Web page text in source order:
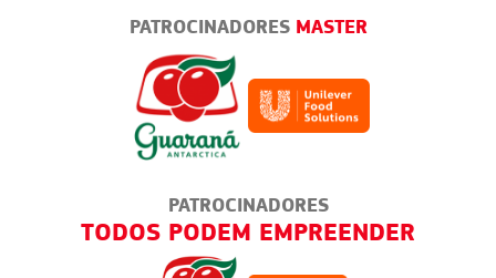
PATROCINADORES MASTER
PATROCINADORES
TODOS PODEM EMPREENDER